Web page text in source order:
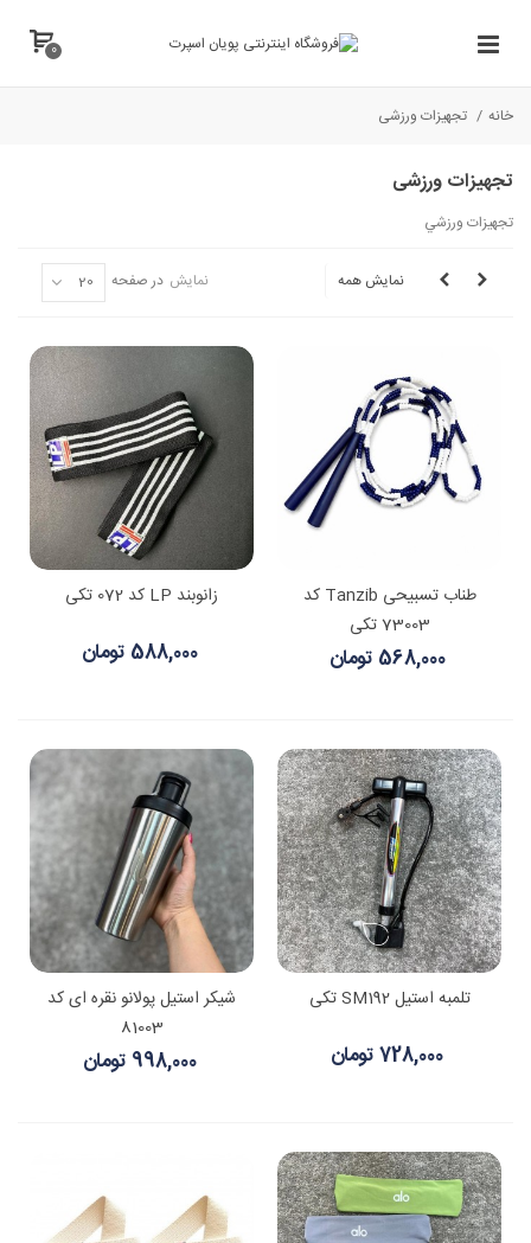
0
خانه / تجهیزات ورزشی
تجهیزات ورزشی
تجهيزات ورزشي
نمایش 20 در صفحه نمایش همه
طناب تسبیحی Tanzib کد
73003 تکی
568,000 تومان
زانوبند LP کد 072 تکی
588,000 تومان
تلمبه استیل SM192 تکی
728,000 تومان
شیکر استیل پولانو نقره ای کد
81003
998,000 تومان